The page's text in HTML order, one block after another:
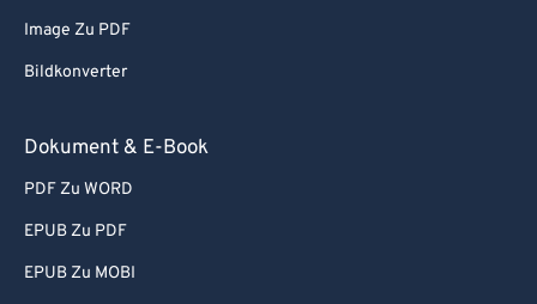
Image Zu PDF
Bildkonverter
Dokument & E-Book
PDF Zu WORD
EPUB Zu PDF
EPUB Zu MOBI